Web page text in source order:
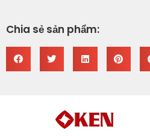
Chia sẻ sản phẩm: